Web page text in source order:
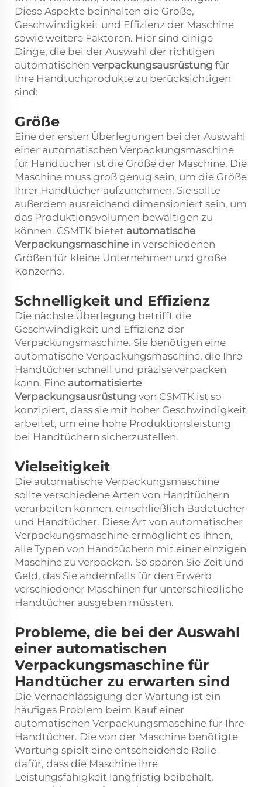
Diese Aspekte beinhalten die Größe,
Geschwindigkeit und Effizienz der Maschine
sowie weitere Faktoren. Hier sind einige
Dinge, die bei der Auswahl der richtigen
automatischen verpackungsausrüstung für
Ihre Handtuchprodukte zu berücksichtigen
sind:
Größe
Eine der ersten Überlegungen bei der Auswahl
einer automatischen Verpackungsmaschine
für Handtücher ist die Größe der Maschine. Die
Maschine muss groß genug sein, um die Größe
Ihrer Handtücher aufzunehmen. Sie sollte
außerdem ausreichend dimensioniert sein, um
das Produktionsvolumen bewältigen zu
können. CSMTK bietet automatische
Verpackungsmaschine in verschiedenen
Größen für kleine Unternehmen und große
Konzerne.
Schnelligkeit und Effizienz
Die nächste Überlegung betrifft die
Geschwindigkeit und Effizienz der
Verpackungsmaschine. Sie benötigen eine
automatische Verpackungsmaschine, die Ihre
Handtücher schnell und präzise verpacken
kann. Eine automatisierte
Verpackungsausrüstung von CSMTK ist so
konzipiert, dass sie mit hoher Geschwindigkeit
arbeitet, um eine hohe Produktionsleistung
bei Handtüchern sicherzustellen.
Vielseitigkeit
Die automatische Verpackungsmaschine
sollte verschiedene Arten von Handtüchern
verarbeiten können, einschließlich Badetücher
und Handtücher. Diese Art von automatischer
Verpackungsmaschine ermöglicht es Ihnen,
alle Typen von Handtüchern mit einer einzigen
Maschine zu verpacken. So sparen Sie Zeit und
Geld, das Sie andernfalls für den Erwerb
verschiedener Maschinen für unterschiedliche
Handtücher ausgeben müssten.
Probleme, die bei der Auswahl
einer automatischen
Verpackungsmaschine für
Handtücher zu erwarten sind
Die Vernachlässigung der Wartung ist ein
häufiges Problem beim Kauf einer
automatischen Verpackungsmaschine für Ihre
Handtücher. Die von der Maschine benötigte
Wartung spielt eine entscheidende Rolle
dafür, dass die Maschine ihre
Leistungsfähigkeit langfristig beibehält.